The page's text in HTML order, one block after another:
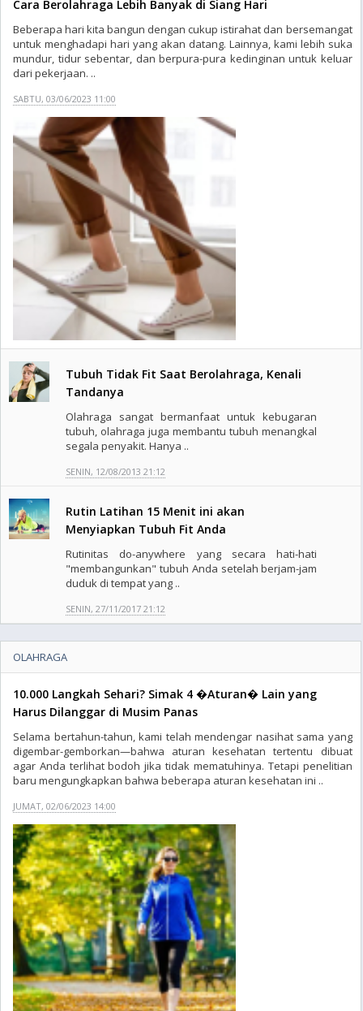
Cara Berolahraga Lebih Banyak di Siang Hari
Beberapa hari kita bangun dengan cukup istirahat dan bersemangat
untuk menghadapi hari yang akan datang. Lainnya, kami lebih suka
mundur, tidur sebentar, dan berpura-pura kedinginan untuk keluar
dari pekerjaan. ..
SABTU, 03/06/2023 11:00
Tubuh Tidak Fit Saat Berolahraga, Kenali
Tandanya
Olahraga sangat bermanfaat untuk kebugaran
tubuh, olahraga juga membantu tubuh menangkal
segala penyakit. Hanya ..
SENIN, 12/08/2013 21:12
Rutin Latihan 15 Menit ini akan
Menyiapkan Tubuh Fit Anda
Rutinitas do-anywhere yang secara hati-hati
"membangunkan" tubuh Anda setelah berjam-jam
duduk di tempat yang ..
SENIN, 27/11/2017 21:12
OLAHRAGA
10.000 Langkah Sehari? Simak 4 �Aturan� Lain yang
Harus Dilanggar di Musim Panas
Selama bertahun-tahun, kami telah mendengar nasihat sama yang
digembar-gemborkan—bahwa aturan kesehatan tertentu dibuat
agar Anda terlihat bodoh jika tidak mematuhinya. Tetapi penelitian
baru mengungkapkan bahwa beberapa aturan kesehatan ini ..
JUMAT, 02/06/2023 14:00